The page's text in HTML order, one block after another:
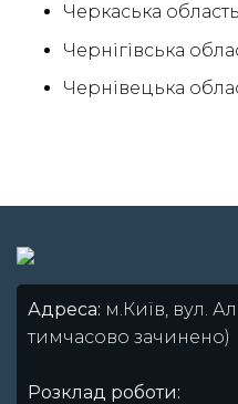
Черкаська область
Чернігівська
Чернівецька
Адреса: м.Київ, вул.
тимчасово зачинено)
Розклад роботи: